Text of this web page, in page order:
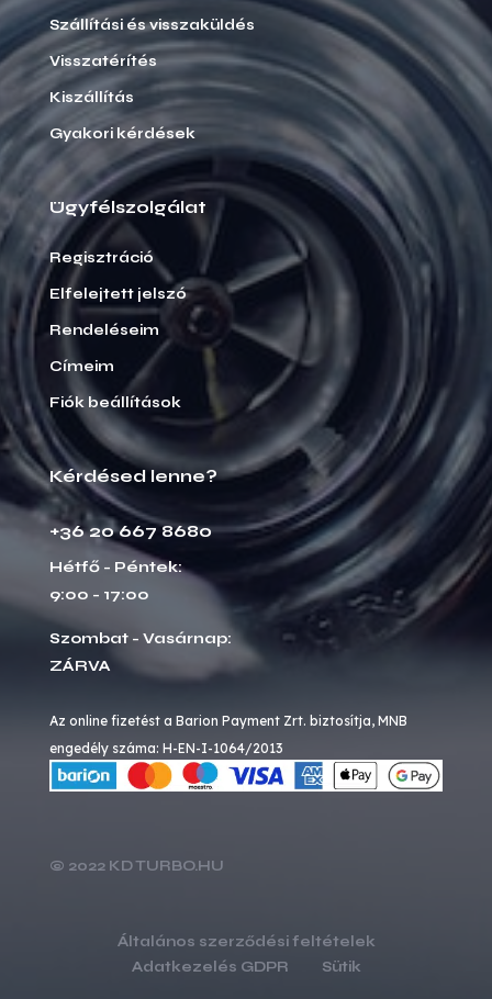
Szállítási és visszaküldés
Visszatérítés
Kiszállítás
Gyakori kérdések
Ügyfélszolgálat
Regisztráció
Elfelejtett jelszó
Rendeléseim
Címeim
Fiók beállítások
Kérdésed lenne?
+36 20 667 8680
Hétfő - Péntek:
9:00 - 17:00
Szombat - Vasárnap:
ZÁRVA
Az online fizetést a Barion Payment Zrt. biztosítja, MNB
engedély száma: H-EN-I-1064/2013
© 2022 KD TURBO.HU
Általános szerződési feltételek
Adatkezelés GDPR
Sütik